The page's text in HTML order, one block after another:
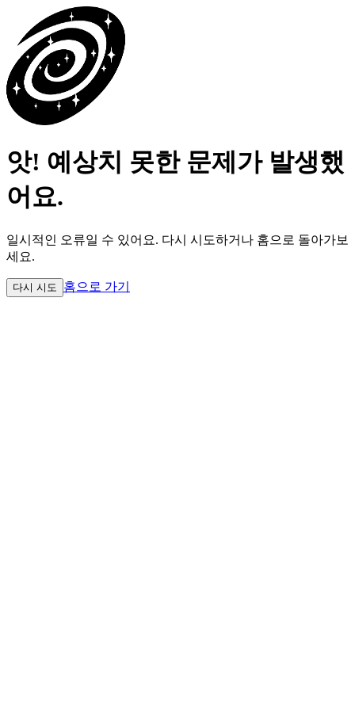
앗! 예상치 못한 문제가 발생했
어요.
일시적인 오류일 수 있어요. 다시 시도하거나 홈으로 돌아가보
세요.
다시 시도 홈으로 가기